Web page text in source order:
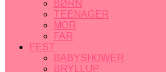
BØRN
TEENAGER
MOR
FAR
FEST
BABYSHOWER
BRYLLUP